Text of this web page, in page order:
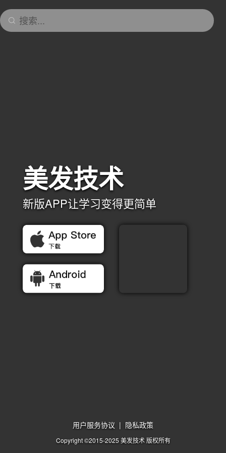
搜索...
美发技术
新版APP让学习变得更简单
用户服务协议 | 隐私政策
Copyright ©2015-2025 美发技术 版权所有